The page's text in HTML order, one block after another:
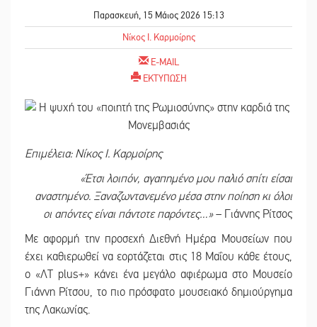
Παρασκευή, 15 Μάιος 2026 15:13
Νίκος Ι. Καρμοίρης
E-MAIL
ΕΚΤΥΠΩΣΗ
Επιμέλεια: Νίκος Ι. Καρμοίρης
«Έτσι λοιπόν, αγαπημένο μου παλιό σπίτι είσαι
αναστημένο. Ξαναζωντανεμένο μέσα στην ποίηση κι όλοι
οι απόντες είναι πάντοτε παρόντες…»– Γιάννης Ρίτσος
Με αφορμή την προσεχή Διεθνή Ημέρα Μουσείων που
έχει καθιερωθεί να εορτάζεται στις 18 Μαΐου κάθε έτους,
ο «ΛΤ plus+» κάνει ένα μεγάλο αφιέρωμα στο Μουσείο
Γιάννη Ρίτσου, το πιο πρόσφατο μουσειακό δημιούργημα
της Λακωνίας.